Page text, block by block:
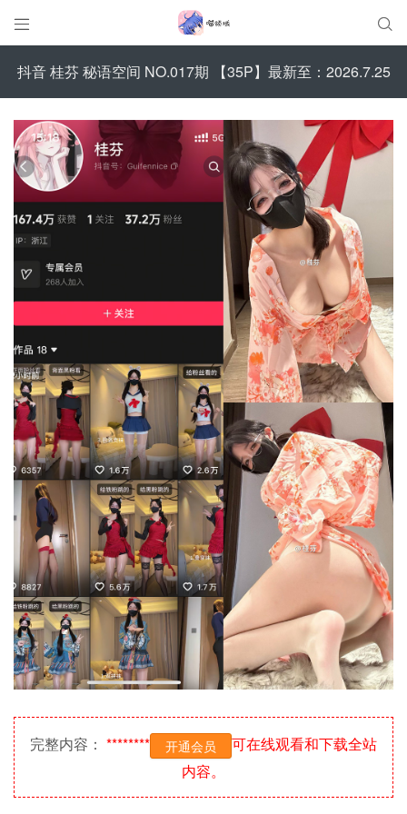
 
抖音 桂芬 秘语空间 NO.017期 【35P】最新至：2026.7.25
完整内容： ******** 开通会员
可在线观看和下载全站
内容。